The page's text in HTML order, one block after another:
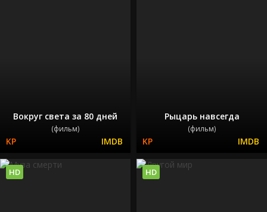
Вокруг света за 80 дней
(фильм)
Рыцарь навсегда
(фильм)
HD HD